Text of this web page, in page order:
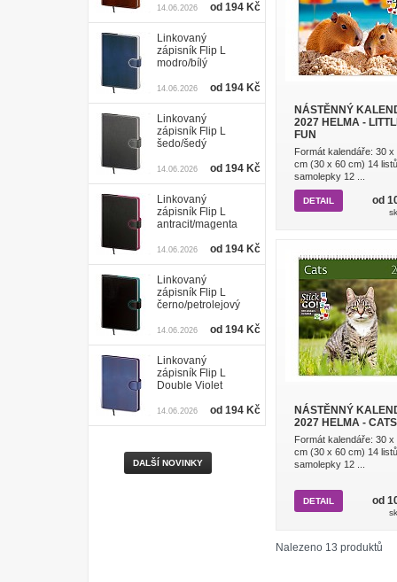
NÁSTĚNNÝ
2027 HELMA -
FUN
Formát kalendáře: 30 x
cm (30 x 60 cm) 14
samolepky 12 ...
od
DETAIL
NÁSTĚNNÝ
2027 HELMA - CATS
Formát kalendáře: 30 x
cm (30 x 60 cm) 14
samolepky 12 ...
od
DETAIL
Nalezeno 13 produktů
14.06.2026 od 194 Kč
Linkovaný
zápisník Flip L
modro/bílý
14.06.2026 od 194 Kč
Linkovaný
zápisník Flip L
šedo/šedý
14.06.2026 od 194 Kč
Linkovaný
zápisník Flip L
antracit/magenta
14.06.2026 od 194 Kč
Linkovaný
zápisník Flip L
černo/petrolejový
14.06.2026 od 194 Kč
Linkovaný
zápisník Flip L
Double Violet
14.06.2026 od 194 Kč
DALŠÍ NOVINKY